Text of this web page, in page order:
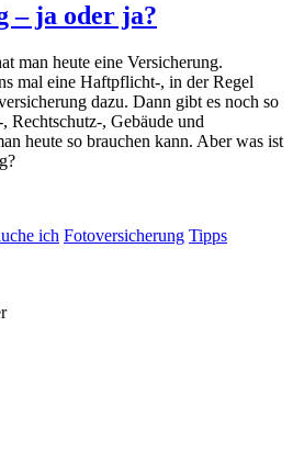
– ja oder ja?
man heute eine Versicherung.
mal eine Haftpflicht-, in der Regel
dazu. Dann gibt es noch so
, Gebäude und
heute so brauchen kann. Aber was ist
ich Fotoversicherung Tipps